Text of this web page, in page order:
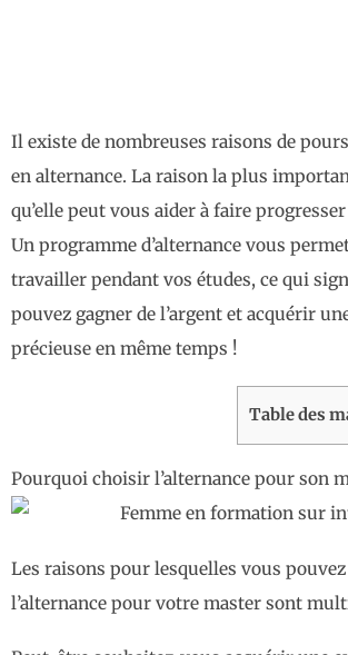
Il existe de nombreuses raisons de
en alternance. La raison la plus
qu’elle peut vous aider à faire
Un programme d’alternance vous
travailler pendant vos études, ce qui
pouvez gagner de l’argent et acquérir
précieuse en même temps !
Table des
Pourquoi choisir l’alternance pour son
Les raisons pour lesquelles vous
l’alternance pour votre master sont